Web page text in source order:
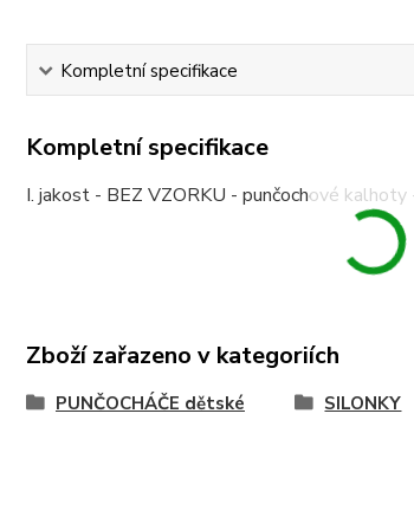
Kompletní specifikace
Kompletní specifikace
I. jakost - BEZ VZORKU - punčochové
Zboží zařazeno v kategoriích
PUNČOCHÁČE dětské SILONKY